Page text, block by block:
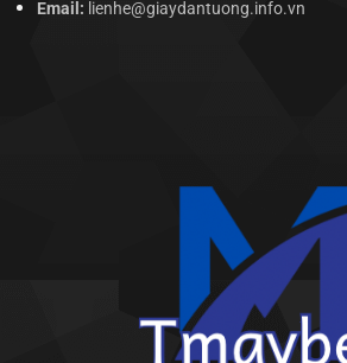
Email: lienhe@giaydantuong.info.vn